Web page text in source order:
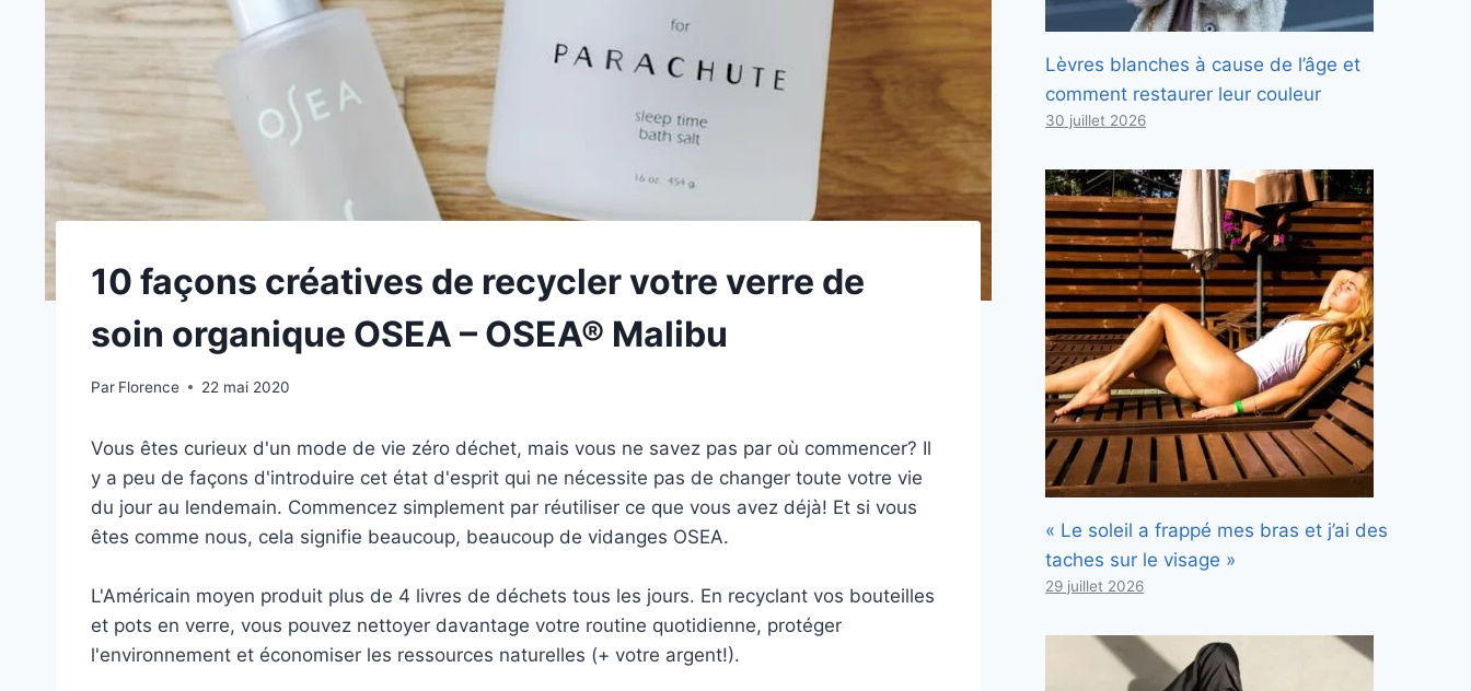
10 façons créatives de recycler votre verre de
soin organique OSEA – OSEA® Malibu
Par Florence 22 mai 2020
Vous êtes curieux d'un mode de vie zéro déchet, mais vous ne savez pas par où commencer? Il
y a peu de façons d'introduire cet état d'esprit qui ne nécessite pas de changer toute votre vie
du jour au lendemain. Commencez simplement par réutiliser ce que vous avez déjà! Et si vous
êtes comme nous, cela signifie beaucoup, beaucoup de vidanges OSEA.
L'Américain moyen produit plus de 4 livres de déchets tous les jours. En recyclant vos bouteilles
et pots en verre, vous pouvez nettoyer davantage votre routine quotidienne, protéger
l'environnement et économiser les ressources naturelles (+ votre argent!).
Lèvres blanches à cause de l’âge et
comment restaurer leur couleur
30 juillet 2026
« Le soleil a frappé mes bras et j’ai des
taches sur le visage »
29 juillet 2026